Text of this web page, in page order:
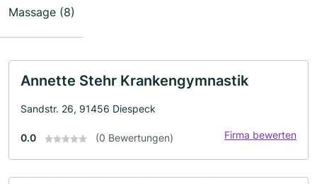
Massage (8)
Annette Stehr Krankengymnastik
Sandstr. 26, 91456 Diespeck
0.0 (0 Bewertungen) Firma bewerten